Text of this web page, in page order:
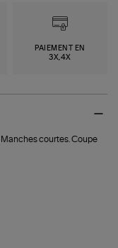
PAIEMENT EN
3X,4X
Manches courtes. Coupe